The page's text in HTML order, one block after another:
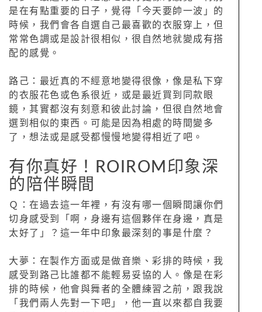
是在有點重要的日子，覺得「今天要帥一波」的
時候，我們會各自選自己最喜歡的衣服穿上，但
常常色調或是設計很相似，很自然地就變成有搭
配的感覺。
路己：最近真的不經意地變得很像，像是私下穿
的衣服花色或色系很近，或是最近買到同款眼
鏡，其實都沒有刻意和彼此討論，但很自然地會
選到相似的東西。可能是因為相處的時間變多
了，想法或是感受都慢慢地變得相近了吧。
有你真好！ROIROM印象深
的陪伴瞬間
Ｑ：在過去這一年裡，有沒有哪一個瞬間讓你們
切身感受到「啊，身邊有這個夥伴在身邊，真是
太好了」？這一年中印象最深刻的事是什麼？
大夢：在製作方面或是做音樂、彩排的時候，我
感受到路己比誰都不能輕易妥協的人。像是在彩
排的時候，他會與舞者的全體練習之前，跟我說
「我們兩人先對一下吧」，他一直以來都自我要